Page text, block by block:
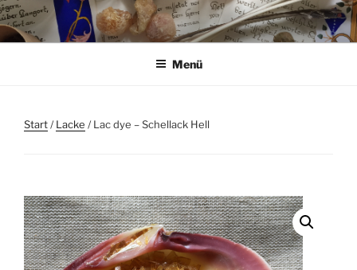
Zum
Inhalt
springen
Menü
Start/Lacke / Lac dye – Schellack Hell